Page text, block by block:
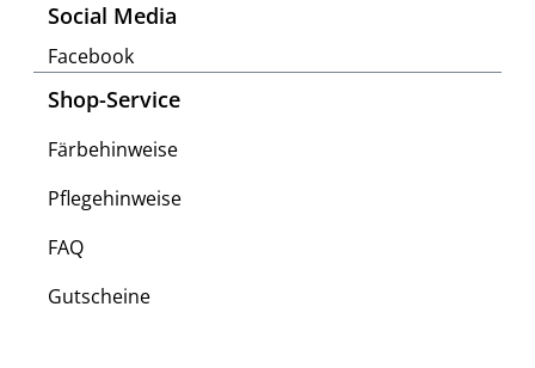
Social Media
Facebook
Shop-Service
Färbehinweise
Pflegehinweise
FAQ
Gutscheine